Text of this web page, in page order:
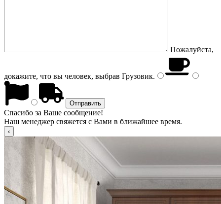
Пожалуйста,
докажите, что вы человек, выбрав Грузовик.
Спасибо за Ваше сообщение!
Наш менеджер свяжется с Вами в ближайшее время.